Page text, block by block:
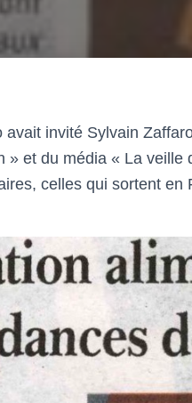
avait invité Sylvain
» et du média « La veille
celles qui sortent en